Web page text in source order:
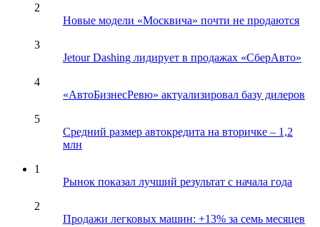
2
Новые модели «Москвича» почти не продаются
3
Jetour Dashing лидирует в продажах «СберАвто»
4
«АвтоБизнесРевю» актуализировал базу дилеров
5
Средний размер автокредита на вторичке – 1,2
млн
1
Рынок показал лучший результат с начала года
2
Продажи легковых машин: +13% за семь месяцев